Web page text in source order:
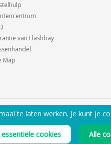
van Flashbay
Map
E-MAIL MIJ DE PDF CATALOGUS
te laten werken. Je kunt je
cookies Alle